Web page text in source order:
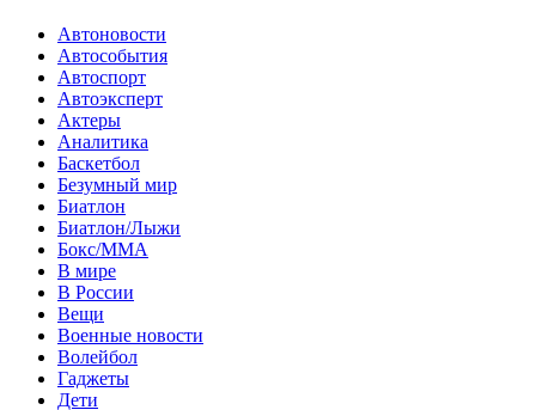
Автоновости
Автособытия
Автоспорт
Автоэксперт
Актеры
Аналитика
Баскетбол
Безумный мир
Биатлон
Биатлон/Лыжи
Бокс/MMA
В мире
В России
Вещи
Военные новости
Волейбол
Гаджеты
Дети